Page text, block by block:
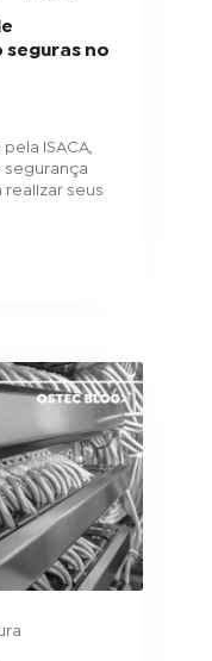
no
ISACA,
segurança
seus